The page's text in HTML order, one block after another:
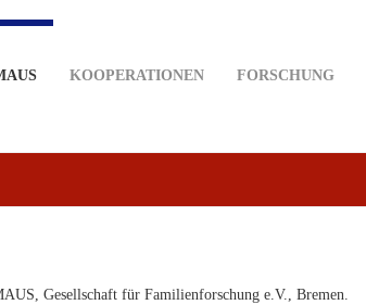
KOOPERATIONEN FORSCHUNG
Gesellschaft für Familienforschung e.V., Bremen.